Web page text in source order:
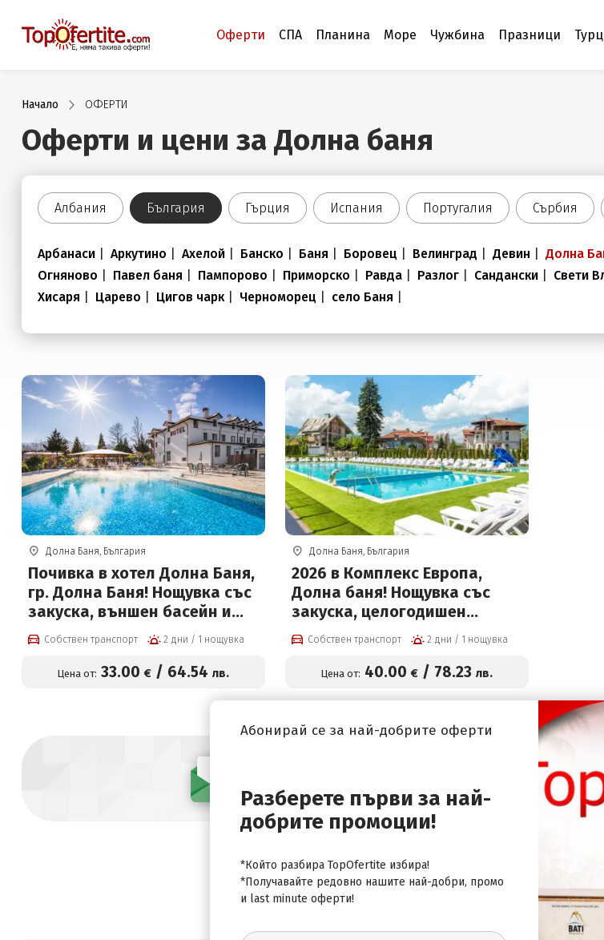
Оферти СПА Планина Море Чужбина Празници
Начало ОФЕРТИ
Оферти и цени за Долна баня
Албания България Гърция Испания Португалия Сърбия
Арбанаси| Аркутино Ахелой| Банско Баня Боровец Велинград Девин Долна
Огняново
Павел баня Пампорово Приморско Равда| Разлог| Сандански| Свети
Хисаря
Царево Цигов чарк| Черноморец село Баня
Долна Баня, България
Почивка в хотел Долна Баня,
гр. Долна Баня! Нощувка със
закуска, външен басейн и
джакузи с минерална вода,
вътрешна Релакс зона на
цени от 33 € на човек
Собствен транспорт 2 дни / 1 нощувка
Цена от: 33.00 € / 64.54 лв.
Долна Баня, България
2026 в Комплекс Европа,
Долна баня! Нощувка със
закуска, целогодишен
външен топъл минерален
басейн на цени от 40 евро на
човек
Собствен транспорт 2 дни / 1 нощувка
Цена от: 40.00 € / 78.23 лв.
Абонирай се за най-добрите оферти
Разберете първи за най-
добрите промоции!
*Който разбира TopOfertite избира!
*Получавайте редовно нашите най-добри, промо
и last minute оферти!